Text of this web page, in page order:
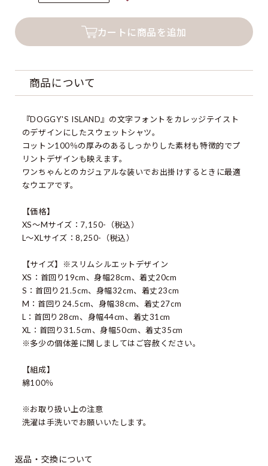
サイズ
カートに商品を追加
商品について
『DOGGY'S ISLAND』の文字フォントをカレッジテイスト
のデザインにしたスウェットシャツ。
コットン100％の厚みのあるしっかりした素材も特徴的でプ
リントデザインも映えます。
ワンちゃんとのカジュアルな装いでお出掛けするときに最適
なウエアです。
【価格】
XS〜Mサイズ：7,150-（税込）
L〜XLサイズ：8,250-（税込）
【サイズ】※スリムシルエットデザイン
XS：首回り19cm、身幅28cm、着丈20cm
S：首回り21.5cm、身幅32cm、着丈23cm
M：首回り24.5cm、身幅38cm、着丈27cm
L：首回り28cm、身幅44cm、着丈31cm
XL：首回り31.5cm、身幅50cm、着丈35cm
※多少の個体差に関しましてはご容赦ください。
【組成】
綿100％
※お取り扱い上の注意
返品・交換について